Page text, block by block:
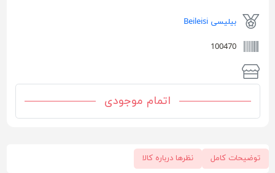
بیلیسی Beileisi
100470
اتمام موجودی
توضیحات کامل نظرها درباره کالا